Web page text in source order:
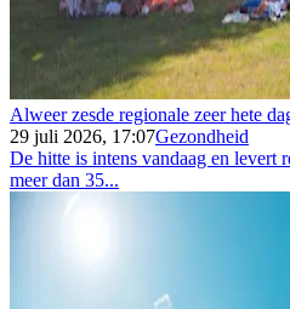
Alweer zesde regionale zeer hete
29 juli 2026, 17:07Gezondheid
De hitte is intens vandaag en levert
meer dan 35...